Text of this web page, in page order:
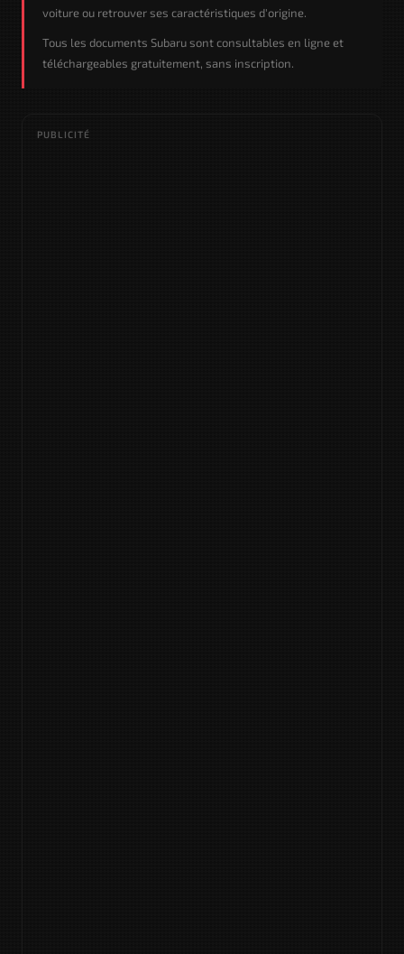
voiture ou retrouver ses caractéristiques d'origine.
Tous les documents Subaru sont consultables en ligne et
téléchargeables gratuitement, sans inscription.
PUBLICITÉ